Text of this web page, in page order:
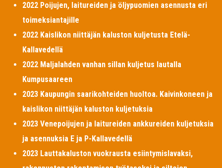
2022 Poijujen, laitureiden ja öljypuomien asennusta eri
toimeksiantajille
2022 Kaislikon niittäjän kaluston kuljetusta Etelä-
Kallavedellä
2022 Maljalahden vanhan sillan kuljetus lautalla
Kumpusaareen
2023 Kaupungin saarikohteiden huoltoa. Kaivinkoneen ja
kaislikon niittäjän kaluston kuljetuksia
2023 Venepoijujen ja laitureiden ankkureiden kuljetuksia
ja asennuksia E ja P-Kallavedellä
2023 Lauttakaluston vuokrausta esiintymislavaksi,